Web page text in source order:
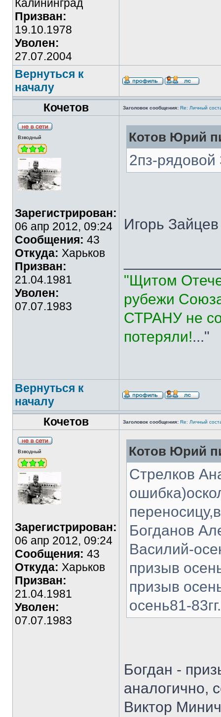
Калининград
Призван:
19.10.1978
Уволен:
27.07.2004
Вернуться к
началу
Кочетов
Заголовок сообщения: Re: Личный
Взводный
Зарегистрирован:
06 апр 2012, 09:24
Сообщения: 43
Откуда: Харьков
Призван:
21.04.1981
Уволен:
07.07.1983
Котов Юрий
2пз-рядовой
Игорь
"Щитом
рубежи
СТРАНУ не
потеряли!..."
Вернуться к
началу
Кочетов
Заголовок сообщения: Re: Личный
Взводный
Зарегистрирован:
06 апр 2012, 09:24
Сообщения: 43
Откуда: Харьков
Призван:
21.04.1981
Уволен:
07.07.1983
Котов Юрий
Стрелков
Богданов
Василий-
призыв
призыв
осень81-
Богдан -
аналогично,
Виктор